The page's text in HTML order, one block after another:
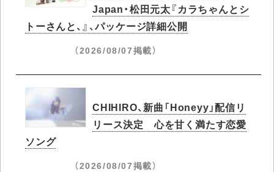
Japan・松田元太『カラちゃんとシ
トーさんと、』、パッケージ詳細公開
（2026/08/07掲載）
CHIHIRO、新曲「Honeyy」配信リ
リース決定 心を甘く満たす恋愛
ソング
（2026/08/07掲載）